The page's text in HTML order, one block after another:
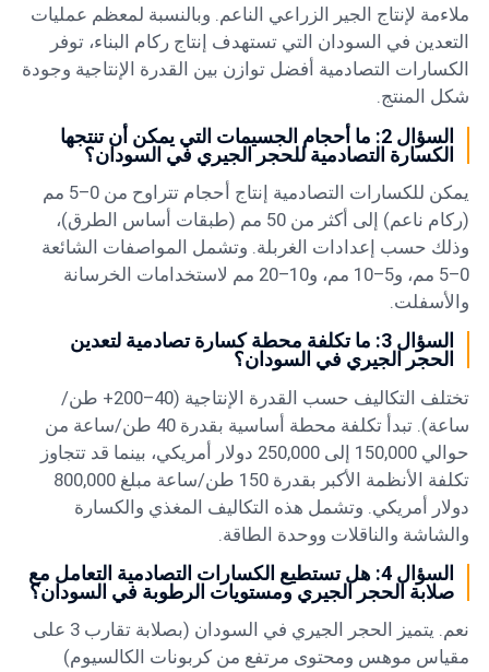
ملاءمة لإنتاج الجير الزراعي الناعم. وبالنسبة لمعظم عمليات
التعدين في السودان التي تستهدف إنتاج ركام البناء، توفر
الكسارات التصادمية أفضل توازن بين القدرة الإنتاجية وجودة
شكل المنتج.
السؤال 2: ما أحجام الجسيمات التي يمكن أن تنتجها
الكسارة التصادمية للحجر الجيري في السودان؟
يمكن للكسارات التصادمية إنتاج أحجام تتراوح من 0–5 مم
(ركام ناعم) إلى أكثر من 50 مم (طبقات أساس الطرق)،
وذلك حسب إعدادات الغربلة. وتشمل المواصفات الشائعة
0–5 مم، و5–10 مم، و10–20 مم لاستخدامات الخرسانة
والأسفلت.
السؤال 3: ما تكلفة محطة كسارة تصادمية لتعدين
الحجر الجيري في السودان؟
تختلف التكاليف حسب القدرة الإنتاجية (40–200+ طن/
ساعة). تبدأ تكلفة محطة أساسية بقدرة 40 طن/ساعة من
حوالي 150,000 إلى 250,000 دولار أمريكي، بينما قد تتجاوز
تكلفة الأنظمة الأكبر بقدرة 150 طن/ساعة مبلغ 800,000
دولار أمريكي. وتشمل هذه التكاليف المغذي والكسارة
والشاشة والناقلات ووحدة الطاقة.
السؤال 4: هل تستطيع الكسارات التصادمية التعامل مع
صلابة الحجر الجيري ومستويات الرطوبة في السودان؟
نعم. يتميز الحجر الجيري في السودان (بصلابة تقارب 3 على
مقياس موهس ومحتوى مرتفع من كربونات الكالسيوم)